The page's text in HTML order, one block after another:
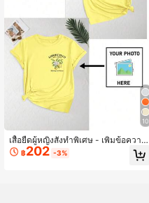
10
เสื้อยืดผู้หญิงสั่งทำพิเศษ - เพิ่มข้อความ
และรูปภาพของคุณ (รูปทิวทัศน์/ตราสัญ
ลักษณ์/รูปคู่/รูปครอบครัว/รูปเซลฟี่/รูปสั
฿202 -3%